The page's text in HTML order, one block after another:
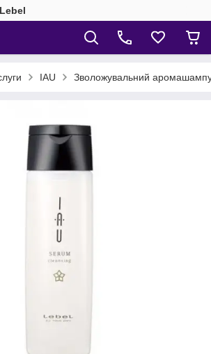
IAU Зволожувальний